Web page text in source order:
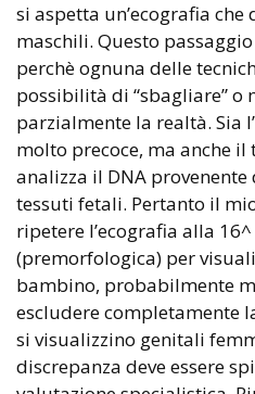
si aspetta un’ecografia
maschili. Questo
perchè ognuna delle
possibilità di “sbagliare” o
parzialmente la realtà. Sia
molto precoce, ma anche il
analizza il DNA
tessuti fetali. Pertanto il
ripetere l’ecografia alla
(premorfologica) per
bambino, probabilmente
escludere completamente
si visualizzino genitali
discrepanza deve essere